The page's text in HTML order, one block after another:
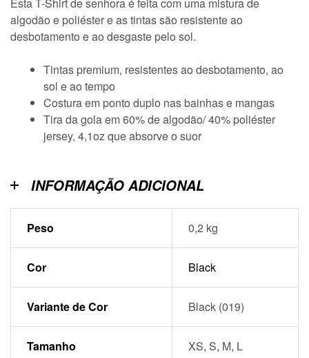
algodão e poliéster e as tintas são resistente ao
desbotamento e ao desgaste pelo sol.
Tintas premium, resistentes ao desbotamento, ao
sol e ao tempo
Costura em ponto duplo nas bainhas e mangas
Tira da gola em 60% de algodão/ 40% poliéster
jersey, 4,1oz que absorve o suor
INFORMAÇÃO ADICIONAL
Peso 0,2 kg
Cor Black
Variante de Cor Black (019)
Tamanho XS, S, M, L